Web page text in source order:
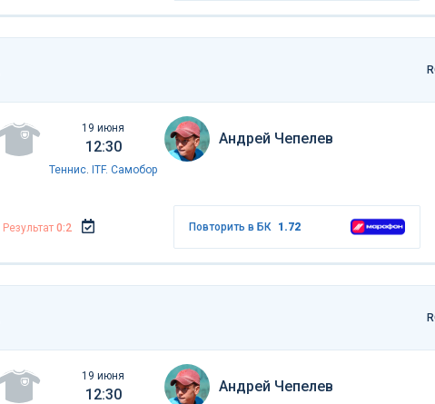
19 июня
12:30 Андрей Чепелев
Теннис. ITF. Самобор
Результат 0:2 Повторить в БК 1.72
19 июня
12:30 Андрей Чепелев